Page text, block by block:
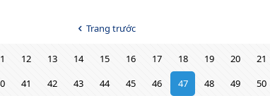
Trang trước
12 13 14 15 16 17 18 19 20 21
41 42 43 44 45 46 47 48 49 50